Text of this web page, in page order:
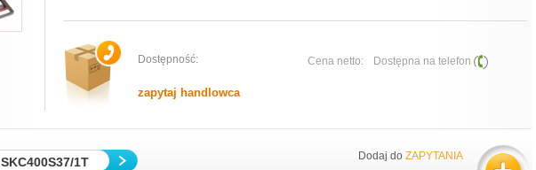
Dostępność:
zapytaj handlowca
Cena netto: Dostępna na telefon
SKC400S37/1T Dodaj do ZAPYTANIA